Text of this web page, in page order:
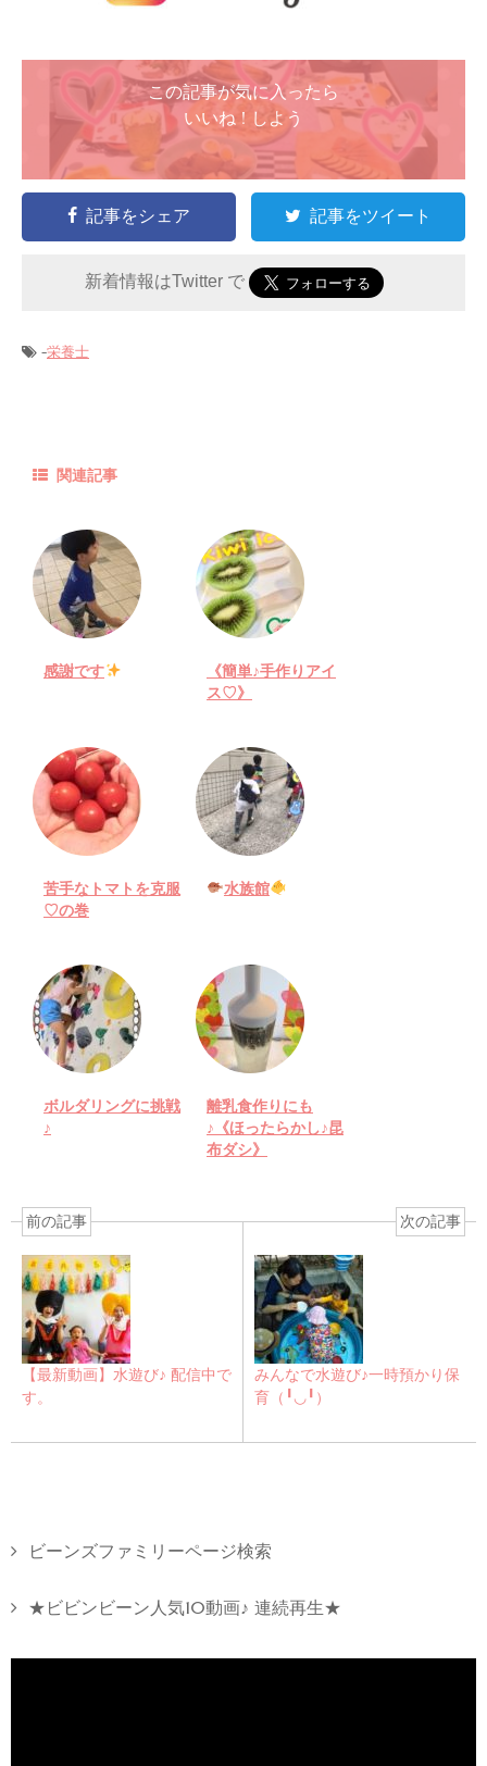
この記事が気に入ったら
いいね ! しよう
記事をシェア 記事をツイート
新着情報はTwitter で
-栄養士
関連記事
感謝です
《簡単♪手作りアイ
ス♡》
苦手なトマトを克服
♡の巻
水族館
ボルダリングに挑戦
♪
離乳食作りにも
♪《ほったらかし♪昆
布ダシ》
前の記事
【最新動画】水遊び♪ 配信中で
す。
次の記事
みんなで水遊び♪一時預かり保
育（╹◡╹）
ビーンズファミリーページ検索
★ビビンビーン人気10動画♪ 連続再生★